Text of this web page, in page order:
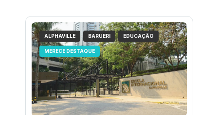
ALPHAVILLE BARUERI EDUCAÇÃO
MERECE DESTAQUE